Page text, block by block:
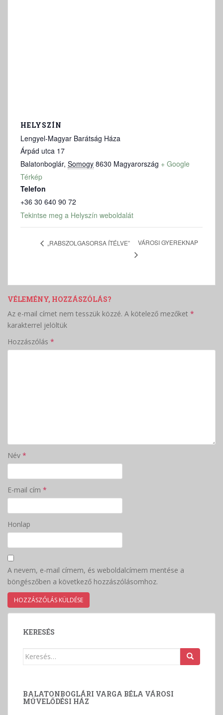
HELYSZÍN
Lengyel-Magyar Barátság Háza
Árpád utca 17
Balatonboglár, Somogy 8630 Magyarország + Google
Térkép
Telefon
+36 30 640 90 72
Tekintse meg a Helyszín weboldalát
„RABSZOLGASORSA ÍTÉLVE” VÁROSI GYEREKNAP
VÉLEMÉNY, HOZZÁSZÓLÁS?
Az e-mail címet nem tesszük közzé. A kötelező mezőket *
karakterrel jelöltük
Hozzászólás *
Név *
E-mail cím *
Honlap
A nevem, e-mail címem, és weboldalcímem mentése a
böngészőben a következő hozzászólásomhoz.
KERESÉS
Keresés:
BALATONBOGLÁRI VARGA BÉLA VÁROSI
MŰVELŐDÉSI HÁZ